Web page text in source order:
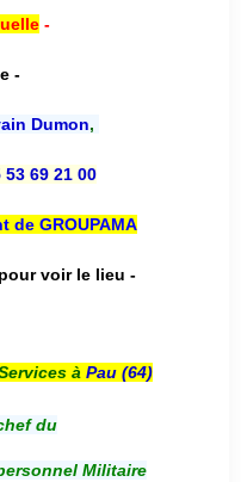
-
-
Dumon,
53 69 21 00
de GROUPAMA
pour voir le lieu -
à Pau (64)
du
Militaire